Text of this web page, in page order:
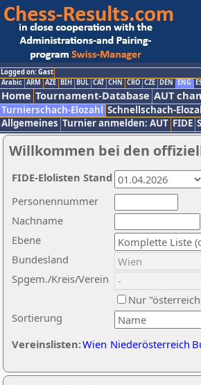
Logged on: Gast
Arabic ARM AZE BIH BUL CAT CHN CRO CZE DEN ENG
Home Tournament-Database AUT
Turnierschach-Elozahl Schnellschach-
Allgemeines Turnier anmelden: AUT FIDE
Willkommen bei den
Nachname
Ebene
Sortierung
Personennummer
Bundesland
Spgem./Kreis/Verein
Nur
Vereinslisten:Wien Niederösterreich
FIDE-Elolisten Stand